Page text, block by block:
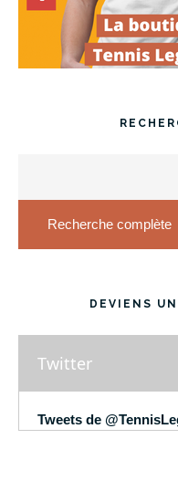
Recherche complète
DEVIENS
Twitter
Tweets de